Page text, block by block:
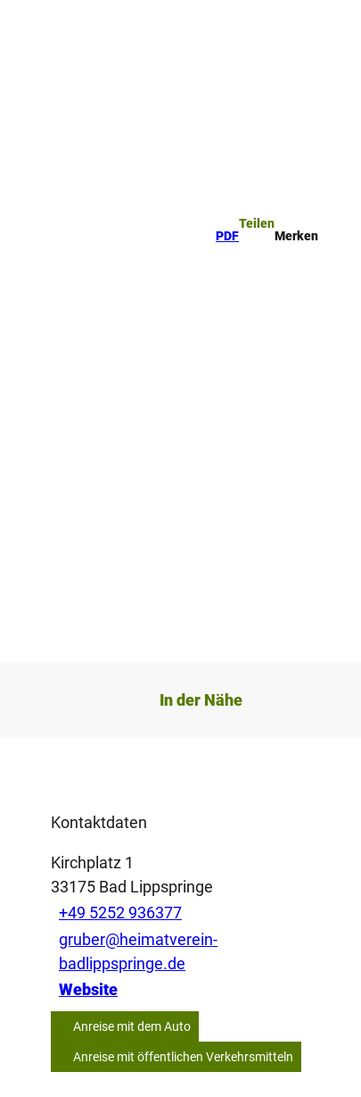
PDF
Teilen
Merken
In der Nähe
Kontaktdaten
Kirchplatz 1
33175 Bad Lippspringe
+49 5252 936377
gruber@heimatverein-
badlippspringe.de
Website
Anreise mit dem Auto
Anreise mit öffentlichen Verkehrsmitteln